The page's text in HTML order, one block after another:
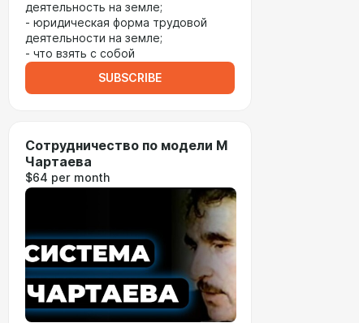
деятельность на земле;
- юридическая форма трудовой
деятельности на земле;
- что взять с собой
SUBSCRIBE
Сотрудничество по модели М
Чартаева
$64 per month